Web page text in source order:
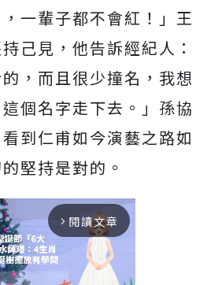
一輩子都不會紅！」 王
己見，他告訴經紀人：
， 而且很少撞名，我想
個名字走下去。」 孫協
到仁甫如今演藝之路如
堅持是對的。
arrow_forward_ios 閱讀文章